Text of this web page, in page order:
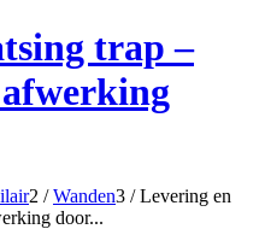
trap –
2 / Wanden3 / Levering en
door...